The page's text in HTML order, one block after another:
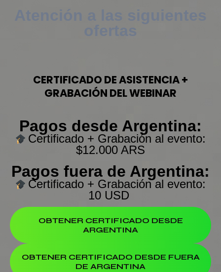
Atención a las siguientes
ofertas
CERTIFICADO DE ASISTENCIA +
GRABACIÓN DEL WEBINAR
Pagos desde Argentina:
Certificado + Grabación al evento:
$12.000 ARS
Pagos fuera de Argentina:
Certificado + Grabación al evento:
10 USD
OBTENER CERTIFICADO DESDE
ARGENTINA
OBTENER CERTIFICADO DESDE FUERA
DE ARGENTINA